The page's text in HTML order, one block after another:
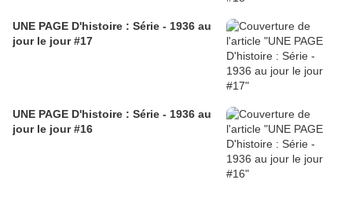
UNE PAGE D'histoire : Série - 1936 au
jour le jour #17
UNE PAGE D'histoire : Série - 1936 au
jour le jour #16